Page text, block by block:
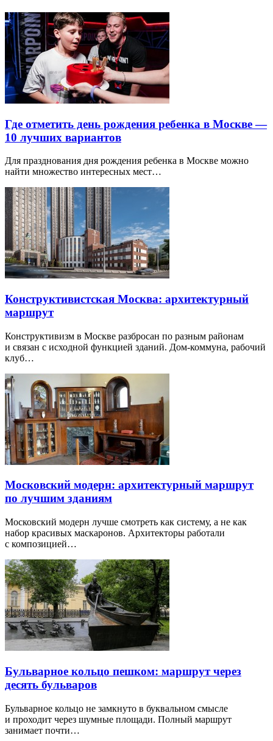
Где отметить день рождения ребенка в Москве —
10 лучших вариантов
Для празднования дня рождения ребенка в Москве можно
найти множество интересных мест…
Конструктивистская Москва: архитектурный
маршрут
Конструктивизм в Москве разбросан по разным районам
и связан с исходной функцией зданий. Дом-коммуна, рабочий
клуб…
Московский модерн: архитектурный маршрут
по лучшим зданиям
Московский модерн лучше смотреть как систему, а не как
набор красивых маскаронов. Архитекторы работали
с композицией…
Бульварное кольцо пешком: маршрут через
десять бульваров
Бульварное кольцо не замкнуто в буквальном смысле
и проходит через шумные площади. Полный маршрут
занимает почти…